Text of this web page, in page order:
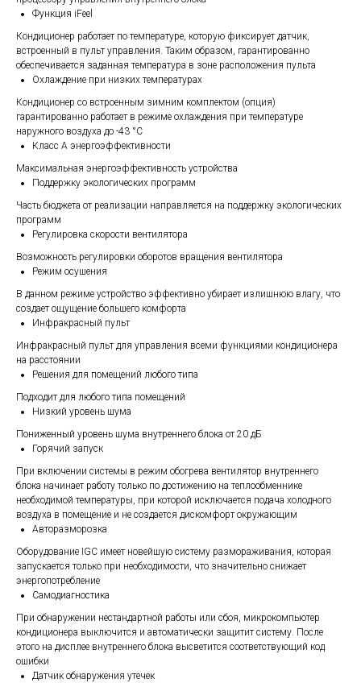
Функция iFeel
Кондиционер работает по температуре, которую фиксирует датчик,
встроенный в пульт управления. Таким образом, гарантированно
обеспечивается заданная температура в зоне расположения пульта
Охлаждение при низких температурах
Кондиционер со встроенным зимним комплектом (опция)
гарантированно работает в режиме охлаждения при температуре
наружного воздуха до -43 °С
Класс А энергоэффективности
Максимальная энергоэффективность устройства
Поддержку экологических программ
Часть бюджета от реализации направляется на поддержку экологических
программ
Регулировка скорости вентилятора
Возможность регулировки оборотов вращения вентилятора
Режим осушения
В данном режиме устройство эффективно убирает излишнюю влагу, что
создает ощущение большего комфорта
Инфракрасный пульт
Инфракрасный пульт для управления всеми функциями кондиционера
на расстоянии
Решения для помещений любого типа
Подходит для любого типа помещений
Низкий уровень шума
Пониженный уровень шума внутреннего блока от 20 дБ
Горячий запуск
При включении системы в режим обогрева вентилятор внутреннего
блока начинает работу только по достижению на теплообменнике
необходимой температуры, при которой исключается подача холодного
воздуха в помещение и не создается дискомфорт окружающим
Авторазморозка
Оборудование IGC имеет новейшую систему размораживания, которая
запускается только при необходимости, что значительно снижает
энергопотребление
Самодиагностика
При обнаружении нестандартной работы или сбоя, микрокомпьютер
кондиционера выключится и автоматически защитит систему. После
этого на дисплее внутреннего блока высветится соответствующий код
ошибки
Датчик обнаружения утечек